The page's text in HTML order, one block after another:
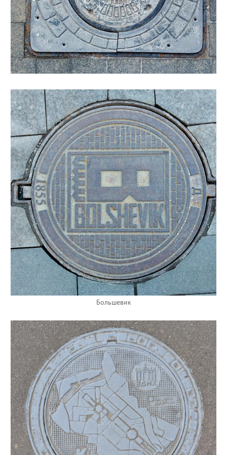
Большевик